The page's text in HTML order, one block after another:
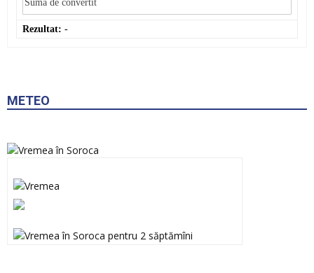
Rezultat: -
METEO